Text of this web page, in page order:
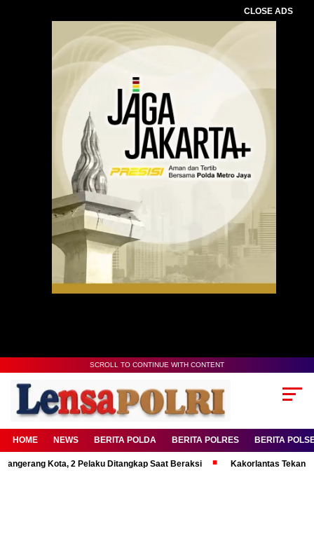
CLOSE ADS
SCROLL TO CONTINUE WITH CONTENT
HOME NEWS BERITA POLDA BERITA POLRES BERITA
Kota, 2 Pelaku Ditangkap Saat Beraksi Kakorlantas Tekankan